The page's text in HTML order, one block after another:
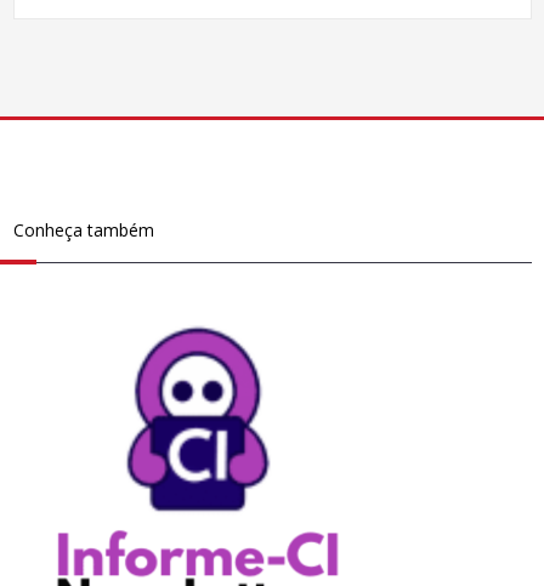
Conheça também